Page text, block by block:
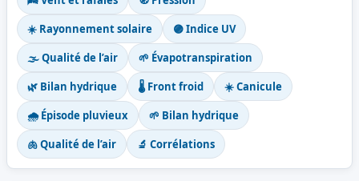
☀️ Rayonnement solaire
🟣 Indice UV
🌫️ Qualité de l’air
🌱 Évapotranspiration
🌿 Bilan hydrique
🌡️ Front froid
☀️ Canicule
🌧️ Épisode pluvieux
🌱 Bilan hydrique
🫁 Qualité de l’air
🔬 Corrélations